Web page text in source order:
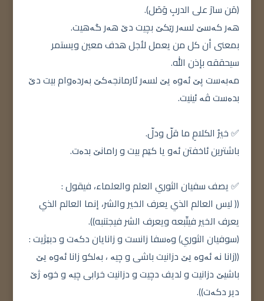
(مَن سارَ على الدربِ وَصَل).
هەر کەسێ لسەر رێکێ بچیت دێ هەر گەهیت.
بمعنى أن كل من يعمل لأجل هدف معين ويستمر
سيحققه بإذن الله.
مەبەست پێ ئەوە یێ لسەر ئارمانجەکێ بەردەوام بیت دێ
بدەست ڤە ئینیت.
✅ خيرُ الكلامِ ما قلّ ودلّ.
باشترین ئاخفتن ئەو یا کێم بیت و رامانێ بدەت.
✅ يصف سفيان الثوري العلم والعلماء، فيقول :
(( ليس العالم الذي يعرف الخير والشر، إنما العالم الذي
يعرف الخير فيتّبعه ويعرف الشر فيجتنبه)).
(سوفیان الثوري) وەسفا زانست و زانایان دکەت و دبێژیت :
((زانا نە ئەوە یێ دزانیت باشی و چیە ، بەلکو زانا ئەوە یێ
باشیێ دزانیت و لدیف دچیت و دزانیت خرابی چیە و خوە ژێ
دیر دکەت)).